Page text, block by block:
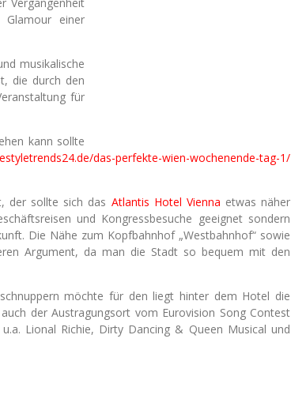
einer
musikalische
die durch den
für
kann sollte
das-perfekte-wien-wochenende-tag-1/
der sollte sich das Atlantis Hotel Vienna etwas näher
und Kongressbesuche geeignet sondern
Die Nähe zum Kopfbahnhof „Westbahnhof“ sowie
Argument, da man die Stadt so bequem mit den
möchte für den liegt hinter dem Hotel die
der Austragungsort vom Eurovision Song Contest
Lional Richie, Dirty Dancing & Queen Musical und